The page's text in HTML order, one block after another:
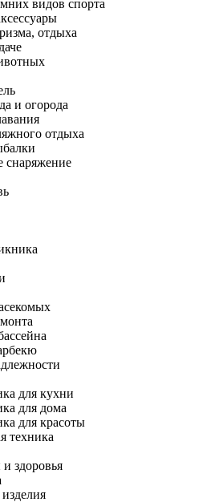
видов спорта
отдыха
и огорода
отдыха
снаряжение
для кухни
для дома
для красоты
техника
здоровья